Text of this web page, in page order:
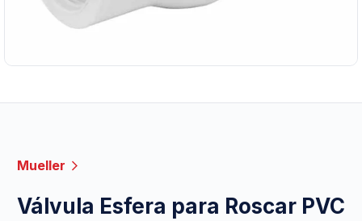
Mueller
Válvula Esfera para Roscar PVC